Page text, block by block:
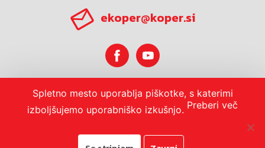
ekoper@koper.si
Horoskop
Spletno mesto uporablja piškotke, s katerimi
izboljšujemo uporabniško izkušnjo. Preberi več